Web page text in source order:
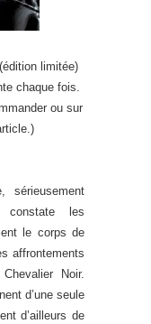
limitée)
chaque fois.
ou sur
sérieusement
les
le corps de
affrontements
Noir.
d’une seule
d’ailleurs de